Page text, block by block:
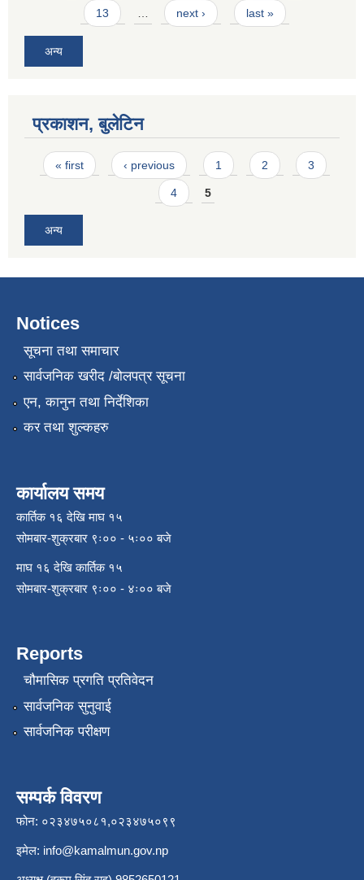
13 … next › last »
अन्य
प्रकाशन, बुलेटिन
Pages
« first ‹ previous 1 2 3
4 5
अन्य
Notices
सूचना तथा समाचार
सार्वजनिक खरीद /बोलपत्र सूचना
एन, कानुन तथा निर्देशिका
कर तथा शुल्कहरु
कार्यालय समय
कार्तिक १६ देखि माघ १५
सोमबार-शुक्रबार ९ः०० - ५ः०० बजे
माघ १६ देखि कार्तिक १५
सोमबार-शुक्रबार ९ः०० - ४ः०० बजे
Reports
चौमासिक प्रगति प्रतिवेदन
सार्वजनिक सुनुवाई
सार्वजनिक परीक्षण
सम्पर्क विवरण
फोन: ०२३४७५०८१,०२३४७५०९९
इमेल: info@kamalmun.gov.np